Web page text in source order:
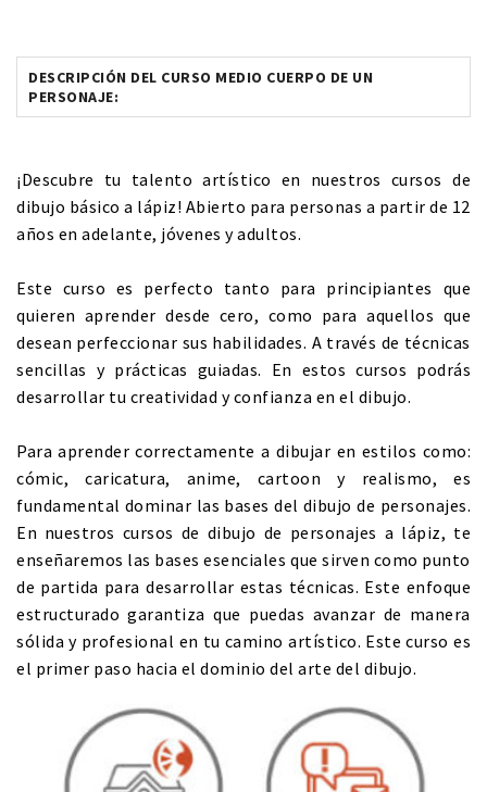
DESCRIPCIÓN DEL CURSO MEDIO CUERPO DE UN
PERSONAJE:
¡Descubre tu talento artístico en nuestros cursos de
dibujo básico a lápiz! Abierto para personas a partir de 12
años en adelante, jóvenes y adultos.
Este curso es perfecto tanto para principiantes que
quieren aprender desde cero, como para aquellos que
desean perfeccionar sus habilidades. A través de técnicas
sencillas y prácticas guiadas. En estos cursos podrás
desarrollar tu creatividad y confianza en el dibujo.
Para aprender correctamente a dibujar en estilos como:
cómic, caricatura, anime, cartoon y realismo, es
fundamental dominar las bases del dibujo de personajes.
En nuestros cursos de dibujo de personajes a lápiz, te
enseñaremos las bases esenciales que sirven como punto
de partida para desarrollar estas técnicas. Este enfoque
estructurado garantiza que puedas avanzar de manera
sólida y profesional en tu camino artístico. Este curso es
el primer paso hacia el dominio del arte del dibujo.